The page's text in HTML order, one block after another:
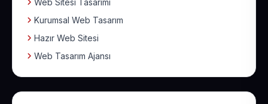
Web Sitesi Tasarımı
Kurumsal Web Tasarım
Hazır Web Sitesi
Web Tasarım Ajansı